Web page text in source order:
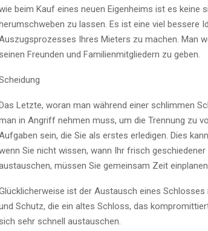
beim Kauf eines neuen Eigenheims ist es keine
zu lassen. Es ist eine viel bessere
Ihres Mieters zu machen. Man
seinen Freunden und Familienmitgliedern zu geben.
Letzte, woran man während einer schlimmen
in Angriff nehmen muss, um die Trennung zu
sein, die Sie als erstes erledigen. Dies
Sie nicht wissen, wann Ihr frisch
müssen Sie gemeinsam Zeit einplanen.
ist der Austausch eines
Schutz, die ein altes Schloss, das
sich sehr schnell austauschen.